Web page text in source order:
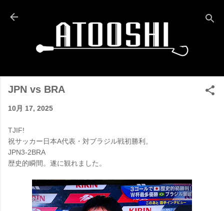
JPN vs BRA
10月 17, 2025
TJIF!
祝サッカー日本A代表・対ブラジル戦初勝利。
JPN3-2BRA
歴史的瞬間。遂に観れました。